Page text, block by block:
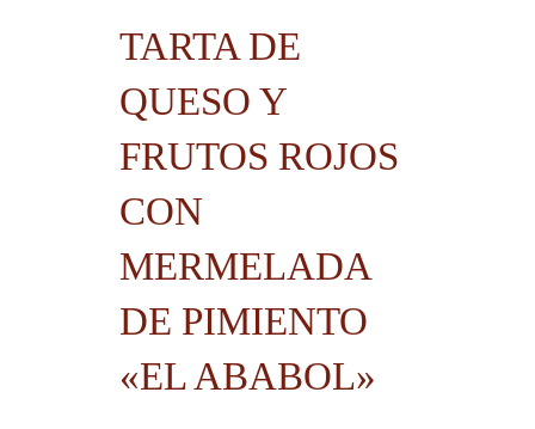
TARTA DE
QUESO Y
FRUTOS ROJOS
CON
MERMELADA
DE PIMIENTO
«EL ABABOL»